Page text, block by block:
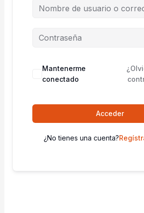
Mantenerme
conectado
Acceder
¿No tienes una cuenta?